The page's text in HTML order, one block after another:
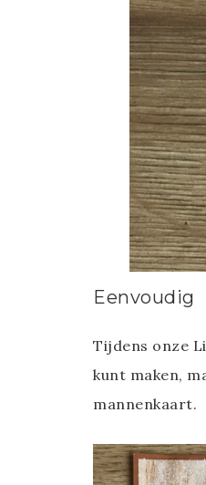
Eenvoudig
Tijdens onze
kunt maken,
mannenkaart.